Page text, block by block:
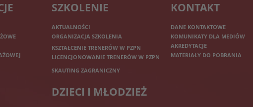
SZKOLENIE
AKTUALNOŚCI
ORGANIZACJA SZKOLENIA
KSZTAŁCENIE TRENERÓW W PZPN
LICENCJONOWANIE TRENERÓW W PZPN
SKAUTING ZAGRANICZNY
DZIECI I MŁODZIEŻ
KONTAKT
DANE KONTAKTOWE
KOMUNIKATY DLA MEDIÓW
AKREDYTACJE
MATERIAŁY DO POBRANIA